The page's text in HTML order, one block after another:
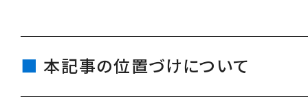
本記事の位置づけについて